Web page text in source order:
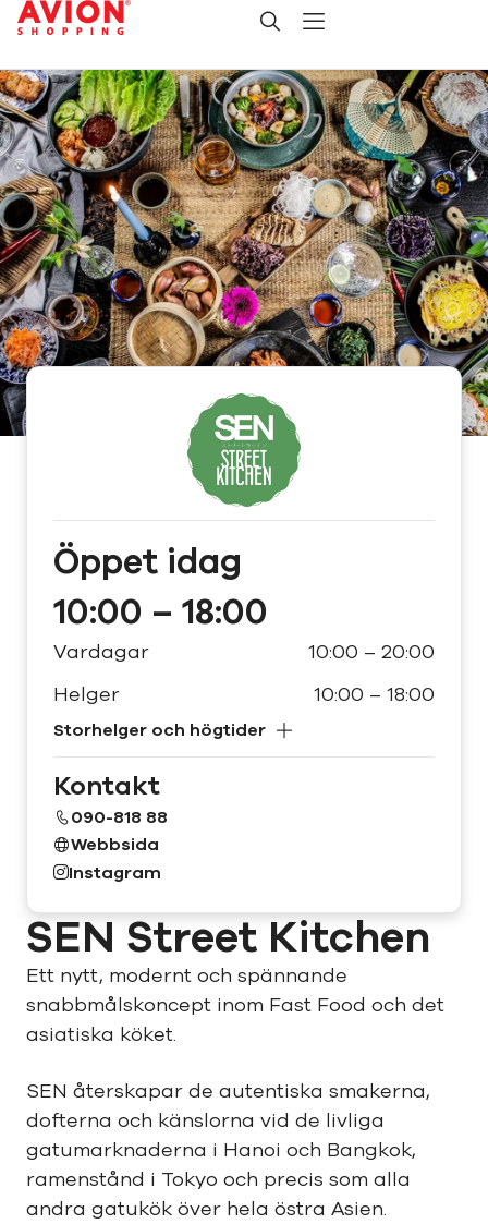
SEN Street Kitchen
Ett nytt, modernt och spännande
snabbmålskoncept inom Fast Food och det
asiatiska köket.
SEN återskapar de autentiska smakerna,
dofterna och känslorna vid de livliga
gatumarknaderna i Hanoi och Bangkok,
ramenstånd i Tokyo och precis som alla
andra gatukök över hela östra Asien.
Öppet idag
10:00 – 18:00
Vardagar
10:00 – 20:00
Helger
10:00 – 18:00
Storhelger och högtider
Kontakt
090-818 88
Webbsida
Instagram